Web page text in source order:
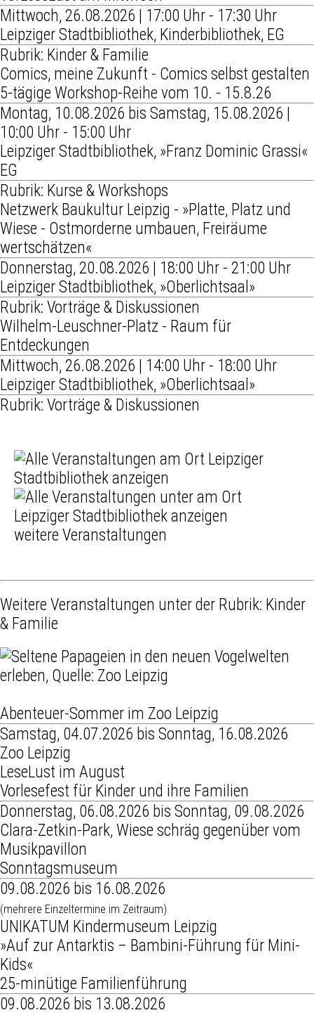
Mittwoch, 26.08.2026 | 17:00 Uhr - 17:30 Uhr
Leipziger Stadtbibliothek, Kinderbibliothek, EG
Rubrik: Kinder & Familie
Comics, meine Zukunft - Comics selbst gestalten
5-tägige Workshop-Reihe vom 10. - 15.8.26
Montag, 10.08.2026 bis Samstag, 15.08.2026 |
10:00 Uhr - 15:00 Uhr
Leipziger Stadtbibliothek, »Franz Dominic Grassi«
EG
Rubrik: Kurse & Workshops
Netzwerk Baukultur Leipzig - »Platte, Platz und
Wiese - Ostmorderne umbauen, Freiräume
wertschätzen«
Donnerstag, 20.08.2026 | 18:00 Uhr - 21:00 Uhr
Leipziger Stadtbibliothek, »Oberlichtsaal»
Rubrik: Vorträge & Diskussionen
Wilhelm-Leuschner-Platz - Raum für
Entdeckungen
Mittwoch, 26.08.2026 | 14:00 Uhr - 18:00 Uhr
Leipziger Stadtbibliothek, »Oberlichtsaal»
Rubrik: Vorträge & Diskussionen
weitere Veranstaltungen
Weitere Veranstaltungen unter der Rubrik: Kinder
& Familie
Abenteuer-Sommer im Zoo Leipzig
Samstag, 04.07.2026 bis Sonntag, 16.08.2026
Zoo Leipzig
LeseLust im August
Vorlesefest für Kinder und ihre Familien
Donnerstag, 06.08.2026 bis Sonntag, 09.08.2026
Clara-Zetkin-Park, Wiese schräg gegenüber vom
Musikpavillon
Sonntagsmuseum
09.08.2026 bis 16.08.2026
(mehrere Einzeltermine im Zeitraum)
UNIKATUM Kindermuseum Leipzig
»Auf zur Antarktis – Bambini-Führung für Mini-
Kids«
25-minütige Familienführung
09.08.2026 bis 13.08.2026